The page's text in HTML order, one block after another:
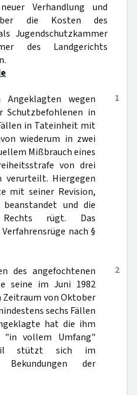
Verhandlung und
die Kosten des
Jugendschutzkammer
des Landgerichts
1
wegen
Schutzbefohlenen in
in Tateinheit mit
wiederum in zwei
Mißbrauch eines
von drei
verurteilt. Hiergegen
mit seiner Revision,
und die
Rechts rügt. Das
nach §
2
des angefochtenen
seine im Juni 1982
von Oktober
sechs Fällen
hat die ihm
vollem Umfang"
stützt sich im
der